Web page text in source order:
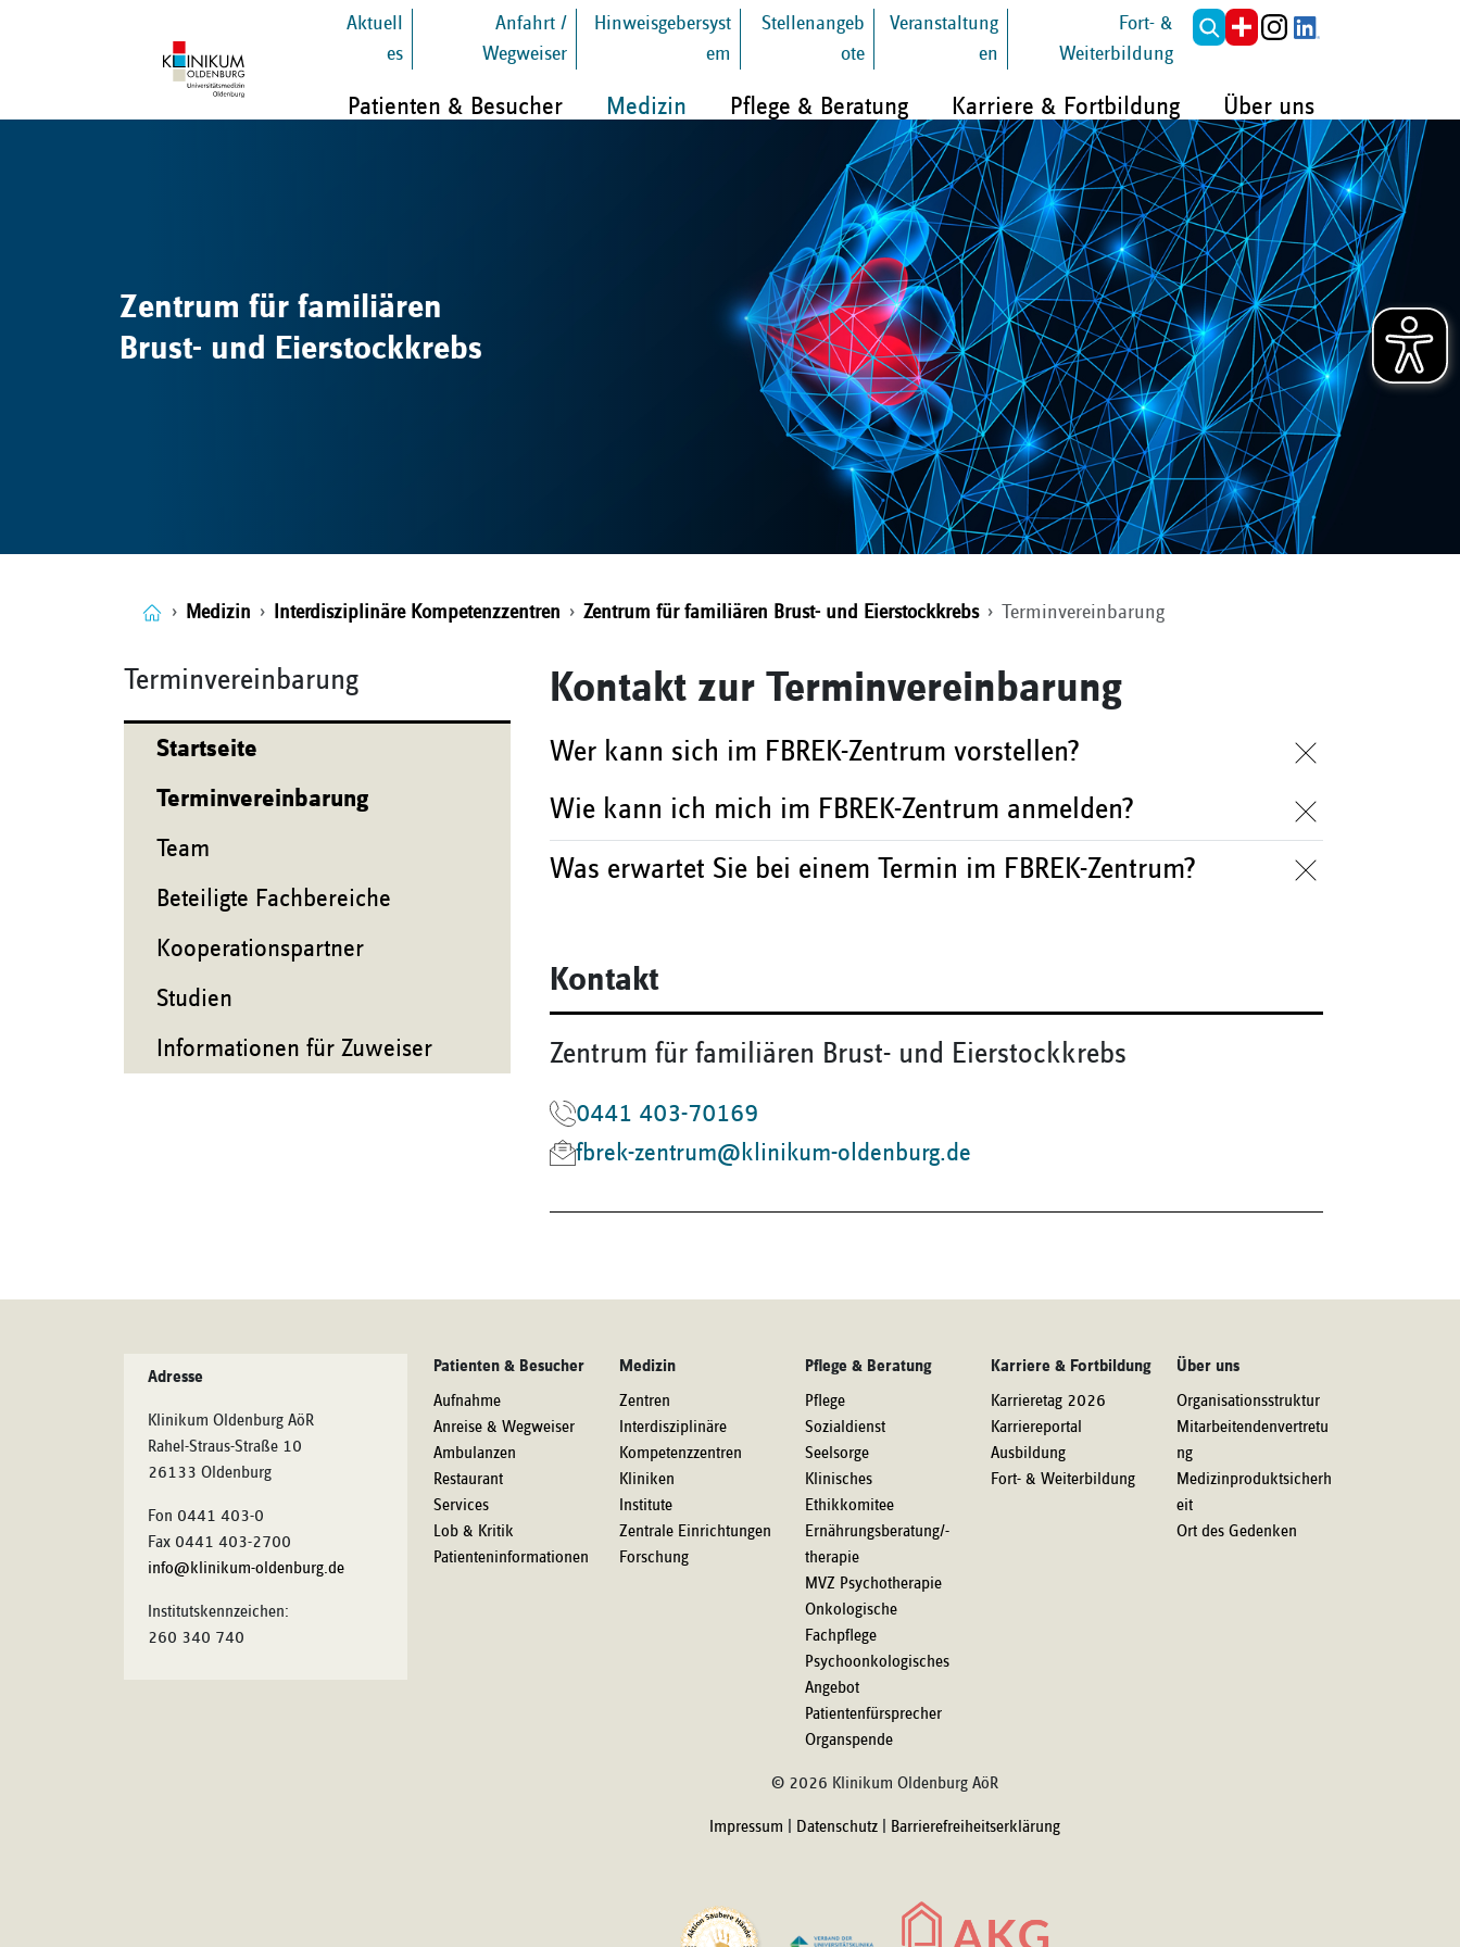
Aktuell
es
Anfahrt /
Wegweiser
Hinweisgebersyst
em
Stellenangeb
ote
Veranstaltung
en
Fort- &
Weiterbildung
Patienten & Besucher Medizin Pflege & Beratung Karriere & Fortbildung Über uns
Zentrum für familiären
Brust- und Eierstockkrebs
Medizin Interdisziplinäre Kompetenzzentren Zentrum für familiären Brust- und Eierstockkrebs Terminvereinbarung
Terminvereinbarung
Startseite
Terminvereinbarung
Team
Beteiligte Fachbereiche
Kooperationspartner
Studien
Informationen für Zuweiser
Kontakt zur Terminvereinbarung
Wer kann sich im FBREK-Zentrum vorstellen?
Wie kann ich mich im FBREK-Zentrum anmelden?
Was erwartet Sie bei einem Termin im FBREK-Zentrum?
Kontakt
Zentrum für familiären Brust- und Eierstockkrebs
0441 403-70169
fbrek-zentrum@klinikum-oldenburg.de
Adresse
Klinikum Oldenburg AöR
Rahel-Straus-Straße 10
26133 Oldenburg
Fon 0441 403-0
Fax 0441 403-2700
info@klinikum-oldenburg.de
Institutskennzeichen:
260 340 740
Patienten & Besucher
Aufnahme
Anreise & Wegweiser
Ambulanzen
Restaurant
Services
Lob & Kritik
Patienteninformationen
Medizin
Zentren
Interdisziplinäre
Kompetenzzentren
Kliniken
Institute
Zentrale Einrichtungen
Forschung
Pflege & Beratung
Pflege
Sozialdienst
Seelsorge
Klinisches
Ethikkomitee
Ernährungsberatung/-
therapie
MVZ Psychotherapie
Onkologische
Fachpflege
Psychoonkologisches
Angebot
Patientenfürsprecher
Organspende
Karriere & Fortbildung
Karrieretag 2026
Karriereportal
Ausbildung
Fort- & Weiterbildung
Über uns
Organisationsstruktur
Mitarbeitendenvertretu
ng
Medizinproduktsicherh
eit
Ort des Gedenken
© 2026 Klinikum Oldenburg AöR
Impressum Datenschutz Barrierefreiheitserklärung